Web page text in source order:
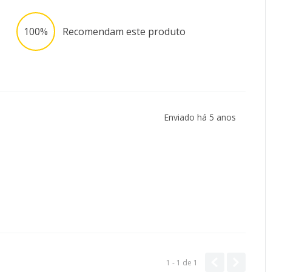
100% Recomendam este produto
Enviado há 5 anos
1 - 1 de 1